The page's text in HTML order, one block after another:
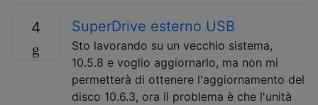
4 SuperDrive esterno USB
Sto lavorando su un vecchio sistema,
10.5.8 e voglio aggiornarlo, ma non mi
permetterà di ottenere l'aggiornamento del
disco 10.6.3, ora il problema è che l'unità